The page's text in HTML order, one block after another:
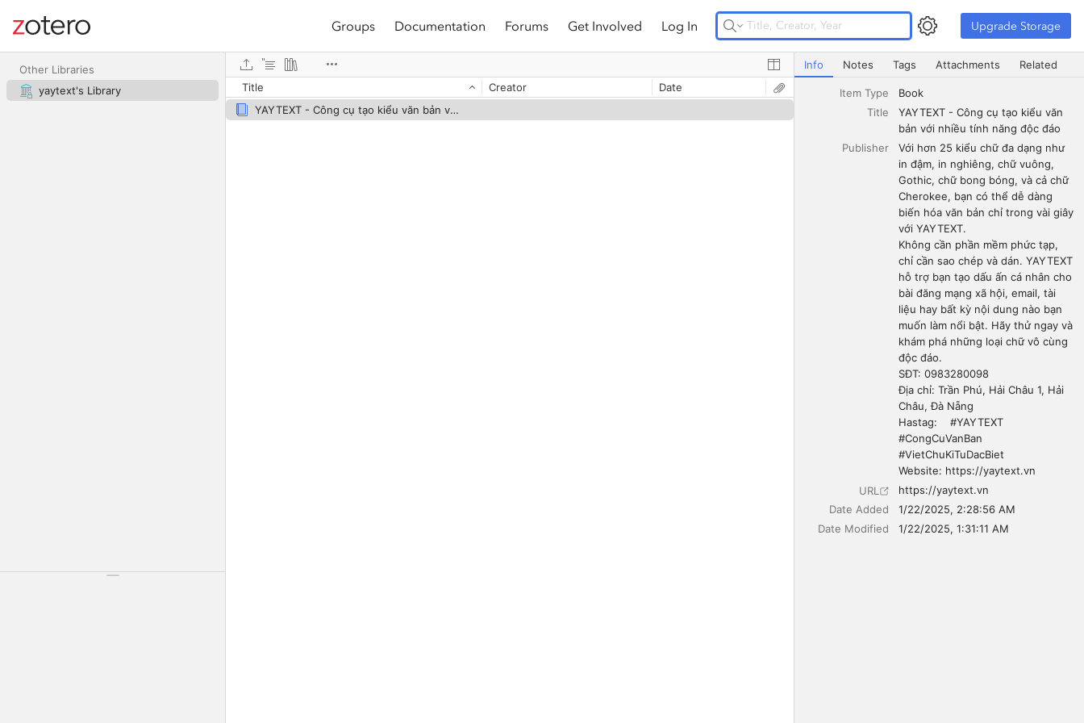
Site navigation
Groups Documentation Forums Get Involved Log In Upgrade Storage Upgrade Storage
Other Libraries
yaytext's Library
Title Creator
Date
YAYTEXT - Công cụ tạo kiểu văn bản với nhiều tính năng độc đáo
YAYTEXT - Công cụ tạo kiểu văn bản với nhiều tính
Info Notes Tags Attachments Related
Item Type
Book
Title
YAYTEXT - Công cụ tạo kiểu văn
bản với nhiều tính năng độc đáo
Publisher
Với hơn 25 kiểu chữ đa dạng như
in đậm, in nghiêng, chữ vuông,
Gothic, chữ bong bóng, và cả chữ
Cherokee, bạn có thể dễ dàng
biến hóa văn bản chỉ trong vài giây
với YAYTEXT.
Không cần phần mềm phức tạp,
chỉ cần sao chép và dán. YAYTEXT
hỗ trợ bạn tạo dấu ấn cá nhân cho
bài đăng mạng xã hội, email, tài
liệu hay bất kỳ nội dung nào bạn
muốn làm nổi bật. Hãy thử ngay và
khám phá những loại chữ vô cùng
độc đáo.
SĐT: 0983280098
Địa chỉ: Trần Phú, Hải Châu 1, Hải
Châu, Đà Nẵng
Hastag:	#YAYTEXT
#CongCuVanBan
#VietChuKiTuDacBiet
Website: https://yaytext.vn
URL
https://yaytext.vn
Date Added
1/22/2025, 2:28:56 AM
Date Modified
1/22/2025, 1:31:11 AM